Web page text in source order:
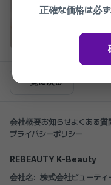
SNU デ
一覧に戻る
会社概要お知らせよくある質
プライバシーポリシー
REBEAUTY K-Beauty
会社名: 株式会社ビューティ
正確な価格は必